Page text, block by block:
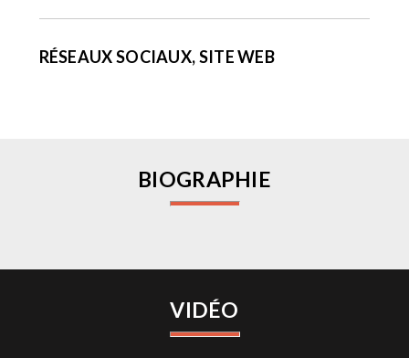
RÉSEAUX SOCIAUX, SITE WEB
BIOGRAPHIE
VIDÉO